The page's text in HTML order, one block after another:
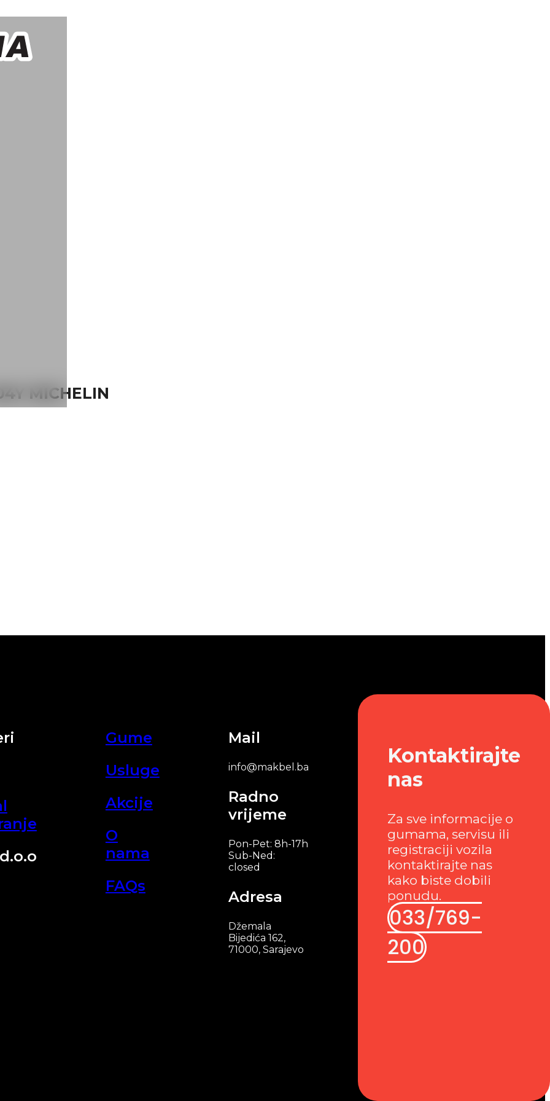
MICHELIN
Gume
Usluge
Akcije
O
nama
FAQs
Mail
info@makbel.ba
Radno
vrijeme
Pon-Pet: 8h-17h
Sub-Ned:
closed
Adresa
Džemala
Bijedića 162,
71000, Sarajevo
Kontaktirajte
nas
Za sve informacije o
gumama, servisu ili
registraciji vozila
kontaktirajte nas
kako biste dobili
ponudu.
033/769-
200